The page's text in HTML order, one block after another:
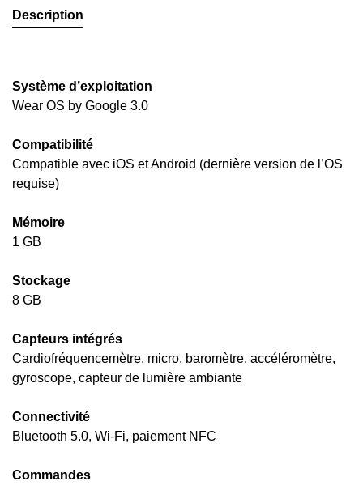
Description
Système d’exploitation
Wear OS by Google 3.0
Compatibilité
Compatible avec iOS et Android (dernière version de l’OS
requise)
Mémoire
1 GB
Stockage
8 GB
Capteurs intégrés
Cardiofréquencemètre, micro, baromètre, accéléromètre,
gyroscope, capteur de lumière ambiante
Connectivité
Bluetooth 5.0, Wi-Fi, paiement NFC
Commandes